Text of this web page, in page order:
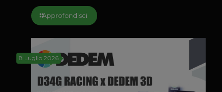
Approfondisci
8 Luglio 2026